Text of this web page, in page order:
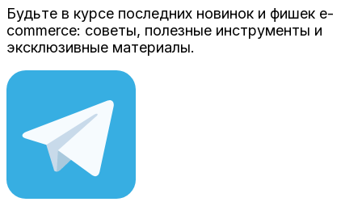
Будьте в курсе последних новинок и фишек e-
commerce: советы, полезные инструменты и
эксклюзивные материалы.